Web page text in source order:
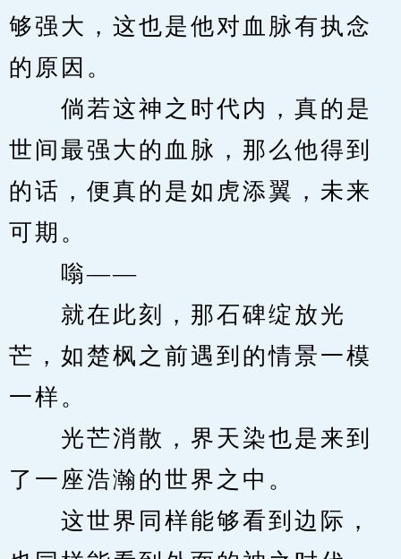
够强大，这也是他对血脉有执念
的原因。
倘若这神之时代内，真的是
世间最强大的血脉，那么他得到
的话，便真的是如虎添翼，未来
可期。
嗡——
就在此刻，那石碑绽放光
芒，如楚枫之前遇到的情景一模
一样。
光芒消散，界天染也是来到
了一座浩瀚的世界之中。
这世界同样能够看到边际，